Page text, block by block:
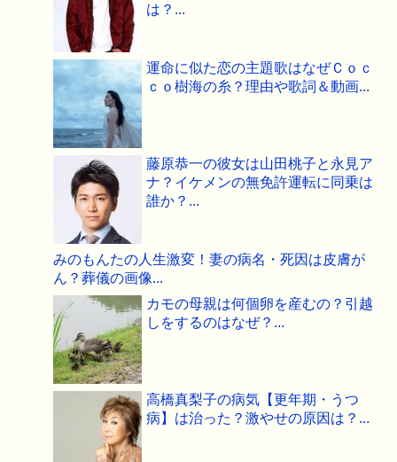
は？...
運命に似た恋の主題歌はなぜＣｏｃ
ｃｏ樹海の糸？理由や歌詞＆動画...
藤原恭一の彼女は山田桃子と永見ア
ナ？イケメンの無免許運転に同乗は
誰か？...
みのもんたの人生激変！妻の病名・死因は皮膚が
ん？葬儀の画像...
カモの母親は何個卵を産むの？引越
しをするのはなぜ？...
高橋真梨子の病気【更年期・うつ
病】は治った？激やせの原因は？...